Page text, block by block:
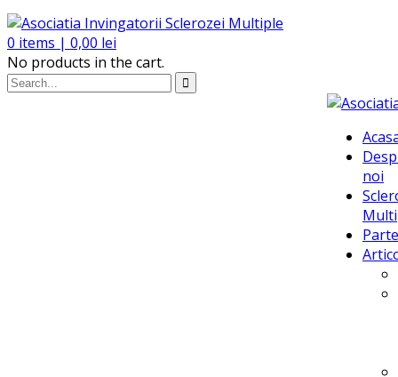
0 items | 0,00 lei
No products in the cart.
noi